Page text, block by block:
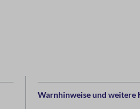
Warnhinweise und weitere